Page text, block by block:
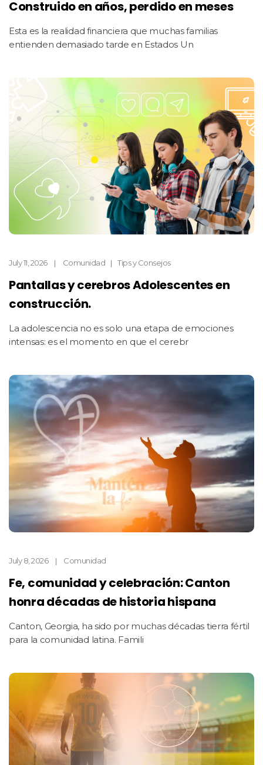
Construido en años, perdido en meses
Esta es la realidad financiera que muchas familias
entienden demasiado tarde en Estados Un
July 11, 2026 Comunidad Tips y Consejos
Pantallas y cerebros Adolescentes en
construcción.
La adolescencia no es solo una etapa de emociones
intensas: es el momento en que el cerebr
July 8, 2026 Comunidad
Fe, comunidad y celebración: Canton
honra décadas de historia hispana
Canton, Georgia, ha sido por muchas décadas tierra fértil
para la comunidad latina. Famili